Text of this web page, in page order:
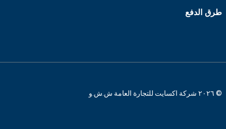
طرق الدفع
© ٢٠٢٦ شركة اكسايت للتجارة العامة ش.ش.و